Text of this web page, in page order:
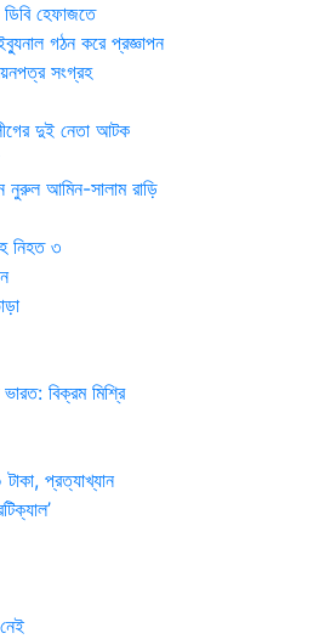
হেফাজতে
গঠন করে প্রজ্ঞাপন
সংগ্রহ
দুই নেতা আটক
নুরুল আমিন-সালাম রাড়ি
নিহত ৩
বিক্রম মিশ্রি
প্রত্যাখ্যান